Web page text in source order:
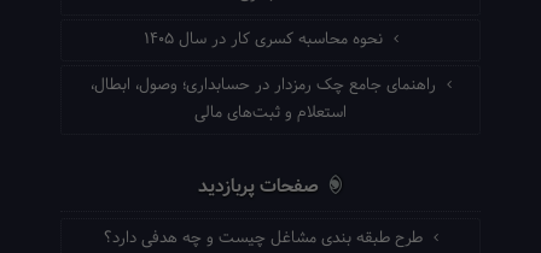
نحوه محاسبه کسری کار در سال ۱۴۰۵
راهنمای جامع چک رمزدار در حسابداری؛ وصول، ابطال،
استعلام و ثبت‌های مالی
صفحات پربازدید
طرح طبقه بندی مشاغل چیست و چه هدفی دارد؟